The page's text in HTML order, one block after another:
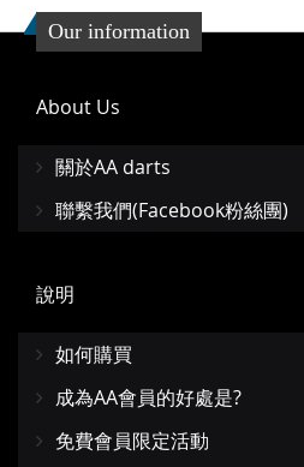
Our information
About Us
關於AA darts
聯繫我們(Facebook粉絲團)
說明
如何購買
成為AA會員的好處是?
免費會員限定活動